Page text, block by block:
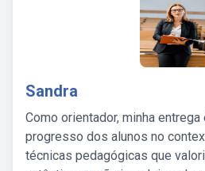
Sandra
Como orientador, minha
progresso dos alunos no
técnicas pedagógicas que